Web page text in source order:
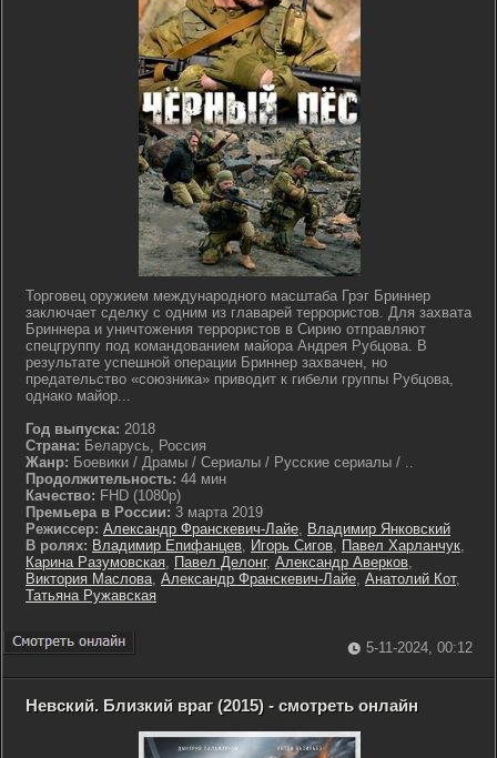
Торговец оружием международного масштаба Грэг Бриннер
заключает сделку с одним из главарей террористов. Для захвата
Бриннера и уничтожения террористов в Сирию отправляют
спецгруппу под командованием майора Андрея Рубцова. В
результате успешной операции Бриннер захвачен, но
предательство «союзника» приводит к гибели группы Рубцова,
однако майор...
Год выпуска: 2018
Страна: Беларусь, Россия
Жанр: Боевики / Драмы / Сериалы / Русские сериалы / ..
Продолжительность: 44 мин
Качество: FHD (1080p)
Премьера в России: 3 марта 2019
Режиссер: Александр Франскевич-Лайе, Владимир Янковский
В ролях: Владимир Епифанцев, Игорь Сигов, Павел Харланчук,
Карина Разумовская, Павел Делонг, Александр Аверков,
Виктория Маслова, Александр Франскевич-Лайе, Анатолий Кот,
Татьяна Ружавская
5-11-2024, 00:12
Невский. Близкий враг (2015) - смотреть онлайн